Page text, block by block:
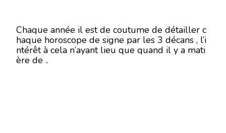
Chaque année il est de coutume de détailler c
haque horoscope de signe par les 3 décans , l’i
ntérêt à cela n’ayant lieu que quand il y a mati
ère de ..